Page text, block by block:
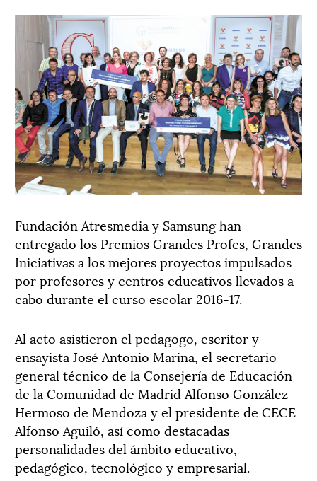
Fundación Atresmedia y Samsung han
entregado los Premios Grandes Profes, Grandes
Iniciativas a los mejores proyectos impulsados
por profesores y centros educativos llevados a
cabo durante el curso escolar 2016-17.
Al acto asistieron el pedagogo, escritor y
ensayista José Antonio Marina, el secretario
general técnico de la Consejería de Educación
de la Comunidad de Madrid Alfonso González
Hermoso de Mendoza y el presidente de CECE
Alfonso Aguiló, así como destacadas
personalidades del ámbito educativo,
pedagógico, tecnológico y empresarial.